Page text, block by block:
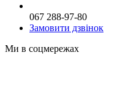
067 288-97-80
Замовити дзвінок
Ми в соцмережах